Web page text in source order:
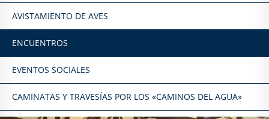
AVISTAMIENTO DE AVES
ENCUENTROS
EVENTOS SOCIALES
CAMINATAS Y TRAVESÍAS POR LOS «CAMINOS DEL AGUA»